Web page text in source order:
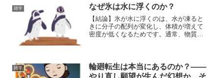
分の無力さに打ちのめされるような瞬間
があります。病気、喪失、...
雑学 なぜ氷は水に浮くのか？
【結論】氷が水に浮くのは、水が凍ると
きに分子の配列が変化し、体積が増えて
密度が低くなるためです。通常、物質は
より、氷は水に浮かぶので...
雑学
輪廻転生は本当にあるのか？――
やり直し願望が生んだ幻想か、そ